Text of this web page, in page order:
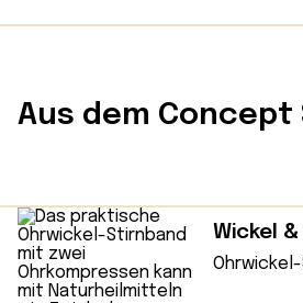
Aus dem Concept
Wickel &